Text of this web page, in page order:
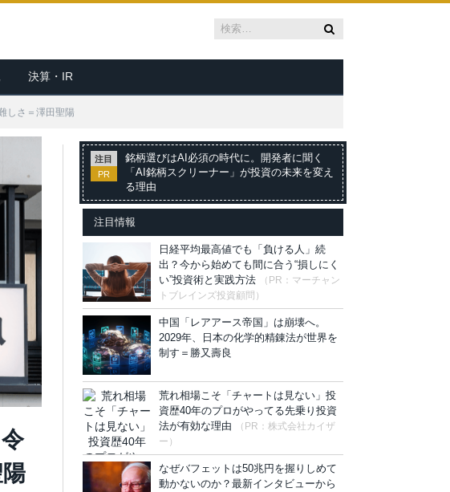
決算・IR
しさ＝澤田聖陽
注目
PR
銘柄選びはAI必須の時代に。開発者に聞く
「AI銘柄スクリーナー」が投資の未来を変え
る理由
注目情報
日経平均最高値でも「負ける人」続
出？今から始めても間に合う“損しにく
い”投資術と実践方法
（PR：マーチャン
トブレインズ投資顧問）
中国「レアアース帝国」は崩壊へ。
2029年、日本の化学的精錬法が世界を
制す＝勝又壽良
荒れ相場こそ「チャートは見ない」投
資歴40年のプロがやってる先乗り投資
法が有効な理由
（PR：株式会社カイザ
ー）
なぜバフェットは50兆円を握りしめて
動かないのか？最新インタビューから